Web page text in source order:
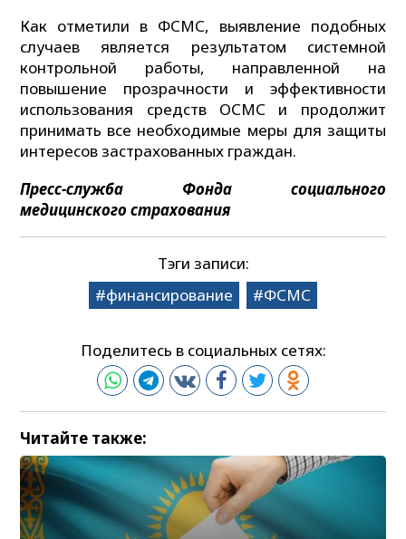
Как отметили в ФСМС, выявление подобных
случаев является результатом системной
контрольной работы, направленной на
повышение прозрачности и эффективности
использования средств ОСМС и продолжит
принимать все необходимые меры для защиты
интересов застрахованных граждан.
Пресс-служба Фонда социального
медицинского страхования
Тэги записи:
финансирование
ФСМС
Поделитесь в социальных сетях:
Читайте также: